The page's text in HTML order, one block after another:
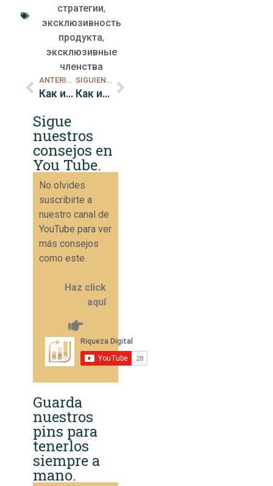
стратегии,
эксклюзивность
продукта,
эксклюзивные
членства
Как использовать страх в маркетинге Как использовать социальное доказательство в маркетинге
Sigue
nuestros
consejos en
You Tube.
No olvides
suscribirte a
nuestro canal de
YouTube para ver
más consejos
como este.
Haz click
aquí
Guarda
nuestros
pins para
tenerlos
siempre a
mano.